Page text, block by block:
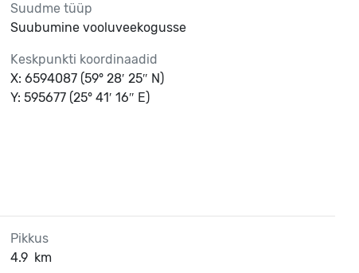
Suudme tüüp
Suubumine vooluveekogusse
Keskpunkti koordinaadid
X: 6594087 (59° 28′ 25″ N)
Y: 595677 (25° 41′ 16″ E)
Pikkus
4.9 km